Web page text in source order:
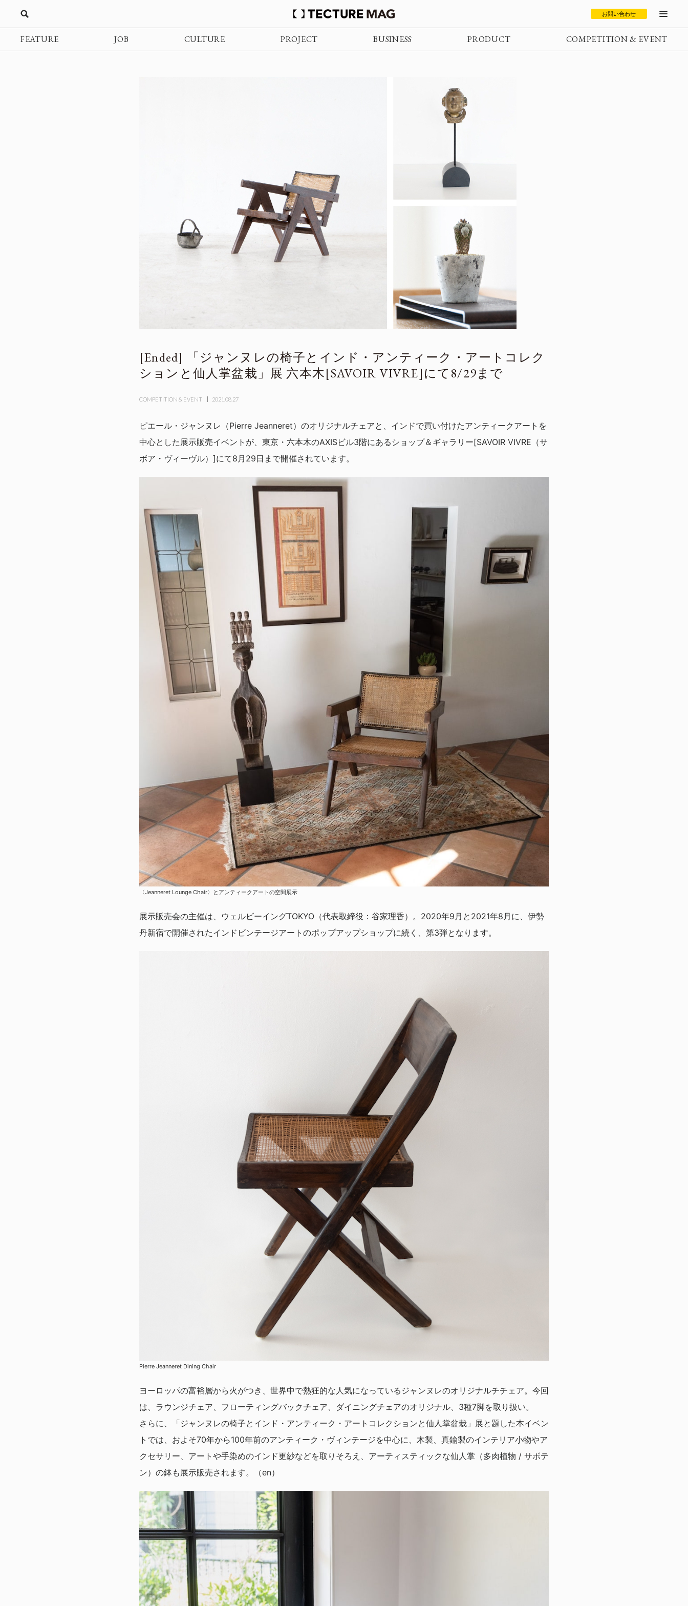
お問い合わせ
FEATURE JOB CULTURE PROJECT BUSINESS PRODUCT COMPETITION & EVENT
「ジャンヌレの椅子とインド・アンティーク・アートコレク
ションと仙人掌盆栽」展 六本木[SAVOIR VIVRE]にて8/29まで
COMPETITION & EVENT 2021.08.27
ピエール・ジャンヌレ（Pierre Jeanneret）のオリジナルチェアと、インドで買い付けたアンティークアートを
中心とした展示販売イベントが、東京・六本木のAXISビル3階にあるショップ＆ギャラリー[SAVOIR VIVRE（サ
ボア・ヴィーヴル）]にて8月29日まで開催されています。
〈Jeanneret Lounge Chair〉とアンティークアートの空間展示
展示販売会の主催は、ウェルビーイングTOKYO（代表取締役：谷家理香）。2020年9月と2021年8月に、伊勢
丹新宿で開催されたインドビンテージアートのポップアップショップに続く、第3弾となります。
Pierre Jeanneret Dining Chair
ヨーロッパの富裕層から火がつき、世界中で熱狂的な人気になっているジャンヌレのオリジナルチチェア。今回
は、ラウンジチェア、フローティングバックチェア、ダイニングチェアのオリジナル、3種7脚を取り扱い。
さらに、「ジャンヌレの椅子とインド・アンティーク・アートコレクションと仙人掌盆栽」展と題した本イベン
トでは、およそ70年から100年前のアンティーク・ヴィンテージを中心に、木製、真鍮製のインテリア小物やア
クセサリー、アートや手染めのインド更紗などを取りそろえ、アーティスティックな仙人掌（多肉植物 / サボテ
ン）の鉢も展示販売されます。（en）